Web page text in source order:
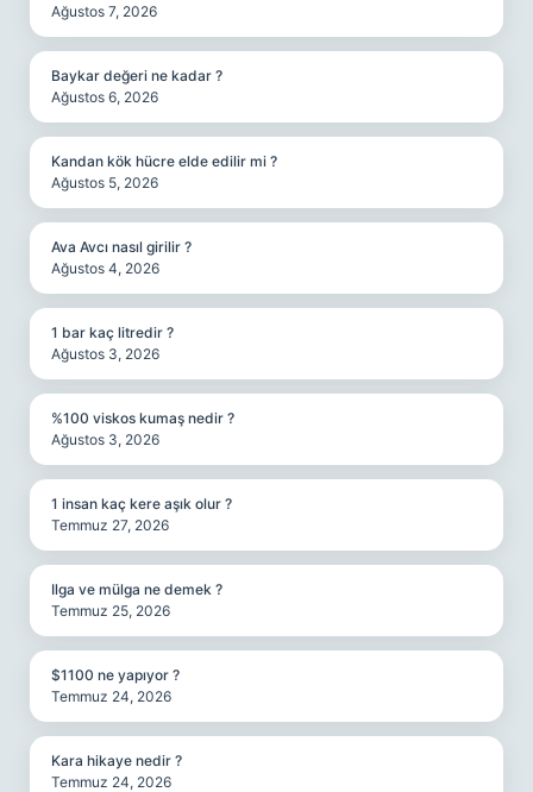
Ağustos 7, 2026
Baykar değeri ne kadar ?
Ağustos 6, 2026
Kandan kök hücre elde edilir mi ?
Ağustos 5, 2026
Ava Avcı nasıl girilir ?
Ağustos 4, 2026
1 bar kaç litredir ?
Ağustos 3, 2026
%100 viskos kumaş nedir ?
Ağustos 3, 2026
1 insan kaç kere aşık olur ?
Temmuz 27, 2026
Ilga ve mülga ne demek ?
Temmuz 25, 2026
$1100 ne yapıyor ?
Temmuz 24, 2026
Kara hikaye nedir ?
Temmuz 24, 2026